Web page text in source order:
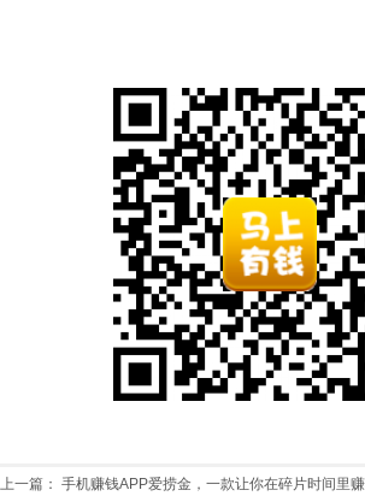
上一篇： 手机赚钱APP爱捞金，一款让你在碎片时间里